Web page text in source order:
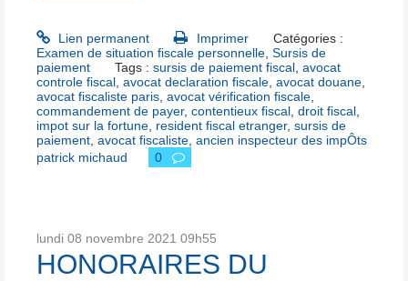
Lien permanent Imprimer
Catégories :
Examen de situation fiscale personnelle, Sursis de
paiement
Tags :sursis de paiement fiscal,avocat
controle fiscal, avocat declaration fiscale, avocat douane,
avocat fiscaliste paris, avocat vérification fiscale,
commandement de payer, contentieux fiscal, droit fiscal,
impot sur la fortune, resident fiscal etranger, sursis de
paiement, avocat fiscaliste, ancien inspecteur des impÔts
patrick michaud
0
lundi 08 novembre 2021 09h55
HONORAIRES DU